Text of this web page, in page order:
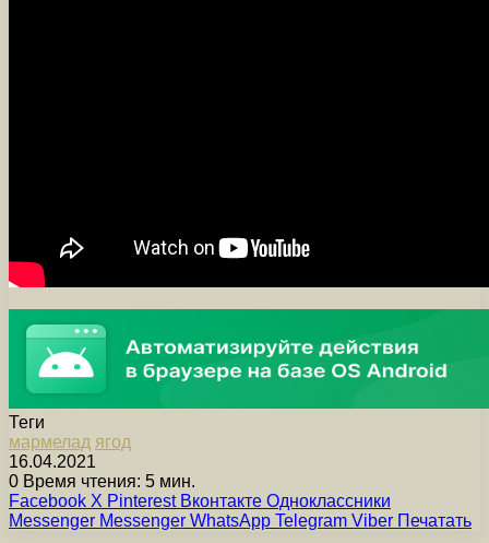
Теги
мармелад ягод
16.04.2021
0 Время чтения: 5 мин.
Facebook X Pinterest Вконтакте Одноклассники
Messenger Messenger WhatsApp Telegram Viber Печатать